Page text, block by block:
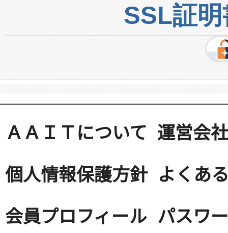
SSL証
ＡＡＩＴについて 運営会社
個人情報保護方針 よくあ
会員プロフィール パスワ